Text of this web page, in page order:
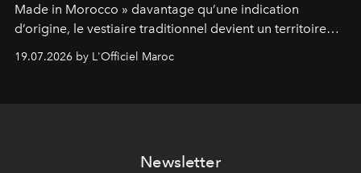
Made in Morocco » davantage qu’une indication
d’origine, le vestiaire traditionnel devient un territoire
d’expérimentation. Avec Néo Beldi, Diamantine en
révise les proportions et les usages pour l’inscrire dans
19.07.2026 by L'Officiel Maroc
Newsletter